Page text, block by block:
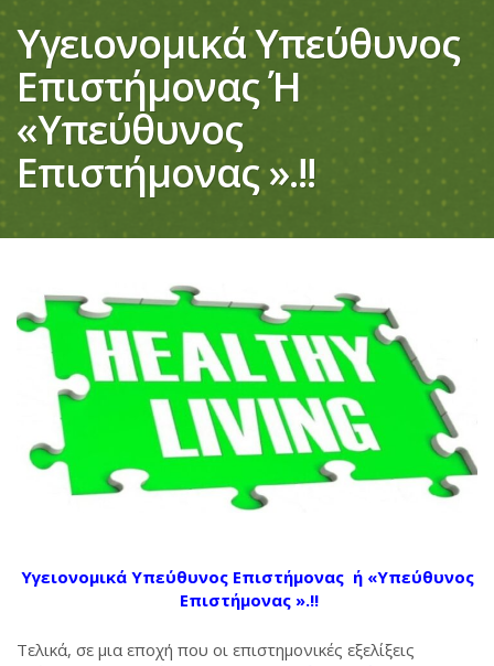
Υγειονομικά Υπεύθυνος
Επιστήμονας Ή
«Υπεύθυνος
Επιστήμονας ».!!
Υγειονομικά Υπεύθυνος Επιστήμονας ή «Υπεύθυνος
Επιστήμονας ».!!
Τελικά, σε μια εποχή που οι επιστημονικές εξελίξεις